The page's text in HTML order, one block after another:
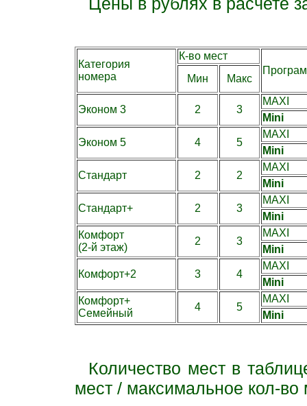
Категория
номера
К-во мест
Мин Макс
Эконом 3 2 3
MAXI
Mini
Эконом 5 4 5
MAXI
Mini
Стандарт 2 2
MAXI
Mini
Стандарт+ 2 3
MAXI
Mini
Комфорт
(2-й этаж)
2 3
MAXI
Mini
Комфорт+2 3 4
MAXI
Mini
Комфорт+
Семейный
4 5
MAXI
Mini
Количество мест в
мест / максимальное кол-во